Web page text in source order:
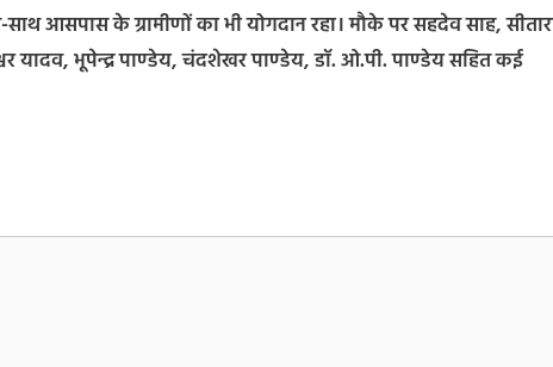
आसपास के ग्रामीणों का भी योगदान रहा। मौके पर सहदेव साह,
यादव, भूपेन्द्र पाण्डेय, चंदशेखर पाण्डेय, डॉ. ओ.पी. पाण्डेय सहित कई